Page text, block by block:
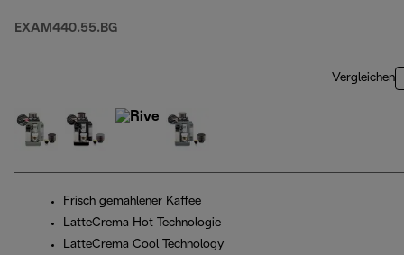
EXAM440.55.BG
Vergleichen
Frisch gemahlener Kaffee
LatteCrema Hot Technologie
LatteCrema Cool Technology